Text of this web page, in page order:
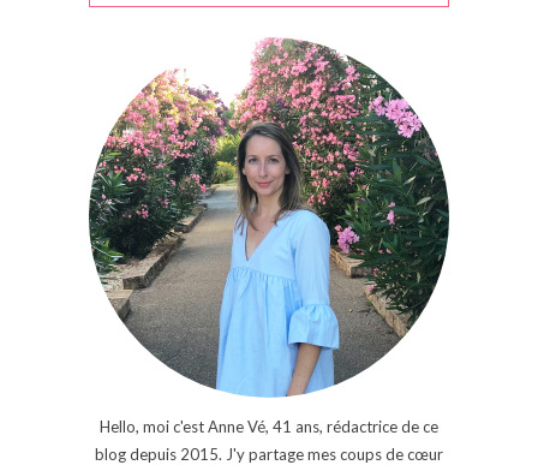
Hello, moi c'est Anne Vé, 41 ans, rédactrice de ce
blog depuis 2015. J'y partage mes coups de cœur